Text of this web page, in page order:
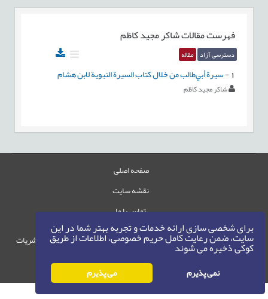
برای شخصی سازی ارائه خدمات و تجربه بهتر شما در این
سایت، ضمن رعایت کامل حریم خصوصی، اطلاعات از طریق
کوکی ذخیره می شوند
نمی پذیرم می پذیرم
فهرست مقالاتشاکر مجید کاظم
دسترسی آزاد مقاله
-سيرة أبي‌طالب من خلال كتاب السيرة النبوية لابن هشام
شاکر مجید کاظم
صفحه اصلی
نقشه سایت
تماس با ما
حقوق این وب‌سایت متعلق به سامانه مدیریت نشریات
حق نشر
1405-1396